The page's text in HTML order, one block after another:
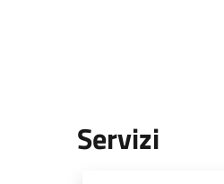
Servizi